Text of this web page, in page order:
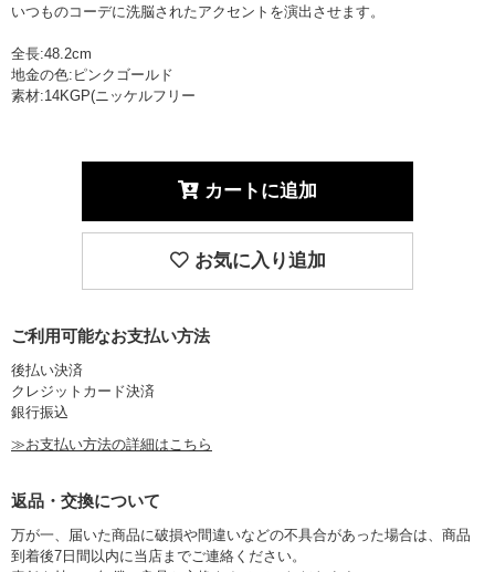
いつものコーデに洗脳されたアクセントを演出させます。
全長:48.2cm
地金の色:ピンクゴールド
素材:14KGP(ニッケルフリー
カートに追加
お気に入り追加
ご利用可能なお支払い方法
後払い決済
クレジットカード決済
銀行振込
≫お支払い方法の詳細はこちら
返品・交換について
万が一、届いた商品に破損や間違いなどの不具合があった場合は、商品
到着後7日間以内に当店までご連絡ください。